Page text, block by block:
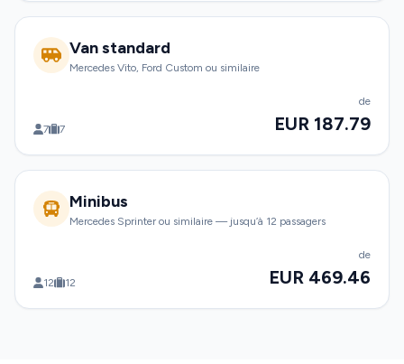
Van standard
Mercedes Vito, Ford Custom ou similaire
7 7
de
EUR 187.79
Minibus
Mercedes Sprinter ou similaire — jusqu’à 12 passagers
12 12
de
EUR 469.46